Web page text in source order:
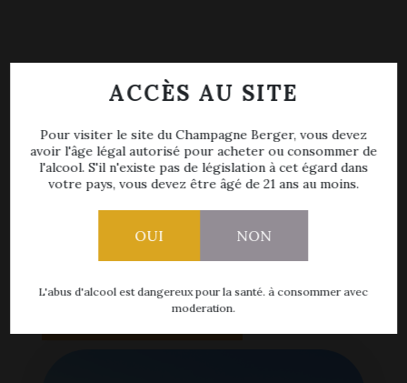
Vous séjournez àReims ? Nous vous
dans notre annexe, à seulement quelques
kilomètres de laCité des Sacres, dans la
commune deSaint-Euphraise et Clairizet.
6, rue D’Aubilly
51390 SAINT EUPHRAIZE ET CLAIRIZET
VOIR LE PLAN
ACCÈS AU SITE
Pour visiter le site du Champagne Berger, vous devez
avoir l'âge légal autorisé pour acheter ou consommer de
l'alcool. S'il n'existe pas de législation à cet égard dans
votre pays, vous devez être âgé de 21 ans au moins.
OUI NON
L'abus d'alcool est dangereux pour la santé. à consommer avec
moderation.